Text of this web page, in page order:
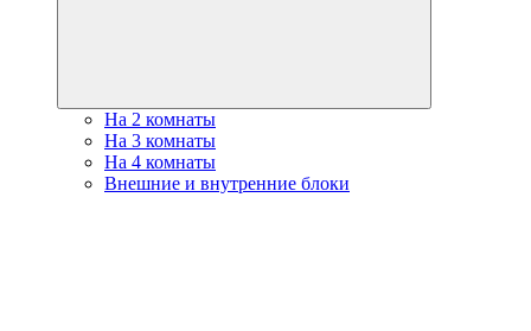
На 2 комнаты
На 3 комнаты
На 4 комнаты
Внешние и внутренние блоки